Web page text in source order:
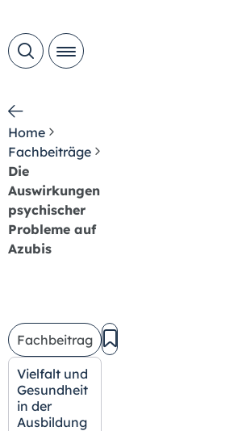
Home
Fachbeiträge
Die
Auswirkungen
psychischer
Probleme auf
Azubis
Fachbeitrag
Vielfalt und
Gesundheit
in der
Ausbildung